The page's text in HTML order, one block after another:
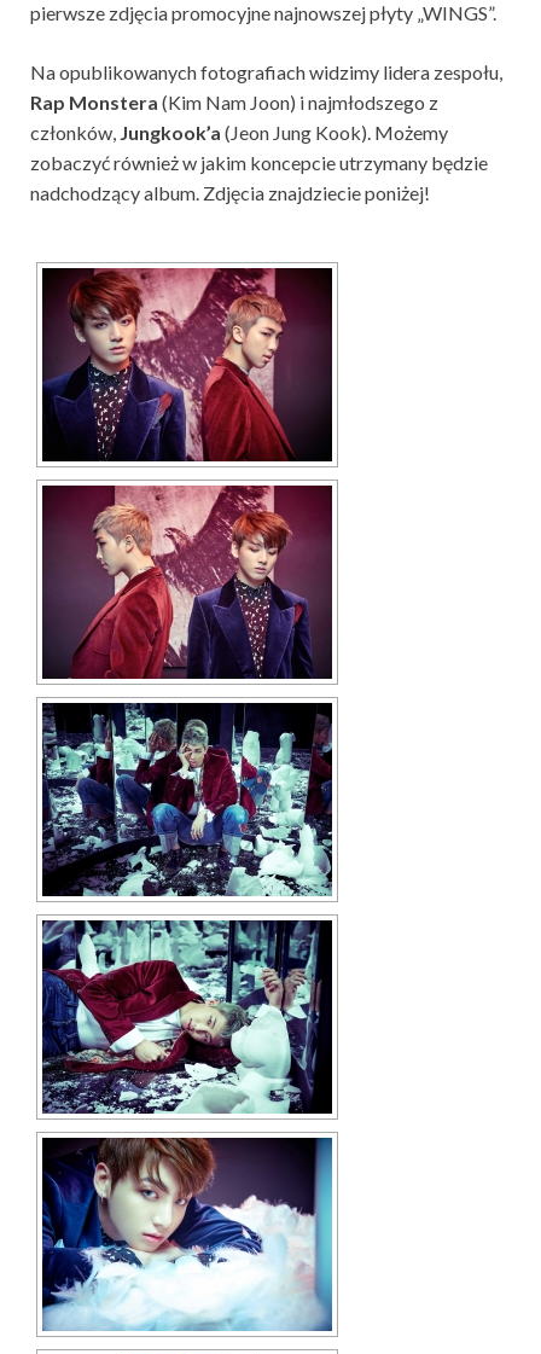
pierwsze zdjęcia promocyjne najnowszej płyty „WINGS”.
Na opublikowanych fotografiach widzimy lidera zespołu,
Rap Monstera (Kim Nam Joon) i najmłodszego z
członków, Jungkook’a (Jeon Jung Kook). Możemy
zobaczyć również w jakim koncepcie utrzymany będzie
nadchodzący album. Zdjęcia znajdziecie poniżej!